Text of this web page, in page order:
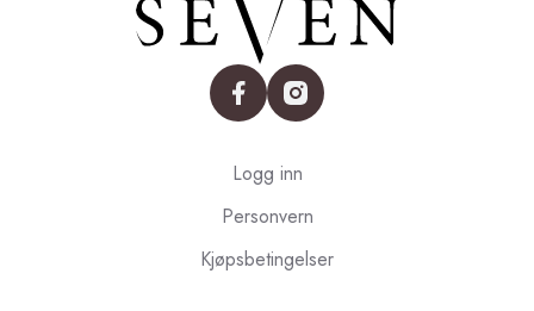
facebookinstagram
Logg inn
Personvern
Kjøpsbetingelser